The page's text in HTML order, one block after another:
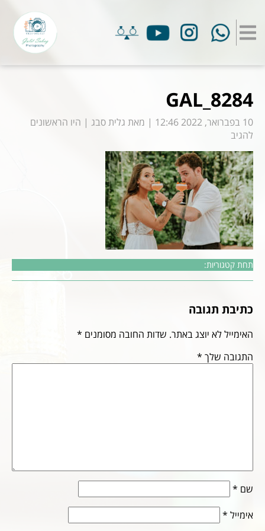
GAL_8284
10 בפברואר, 2022 12:46 | מאת גלית סבג | היו הראשונים
להגיב
תחת קטגוריות:
כתיבת תגובה
האימייל לא יוצג באתר. שדות החובה מסומנים *
התגובה שלך *
שם *
אימייל *